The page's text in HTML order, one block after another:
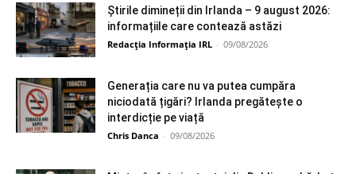
Știrile dimineții din Irlanda – 9 august 2026:
informațiile care contează astăzi
Redacția Informația IRL - 09/08/2026
Generația care nu va putea cumpăra
niciodată țigări? Irlanda pregătește o
interdicție pe viață
Chris Danca - 09/08/2026